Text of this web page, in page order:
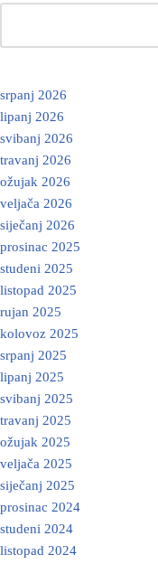
srpanj 2026
lipanj 2026
svibanj 2026
travanj 2026
ožujak 2026
veljača 2026
siječanj 2026
prosinac 2025
studeni 2025
listopad 2025
rujan 2025
kolovoz 2025
srpanj 2025
lipanj 2025
svibanj 2025
travanj 2025
ožujak 2025
veljača 2025
siječanj 2025
prosinac 2024
studeni 2024
listopad 2024